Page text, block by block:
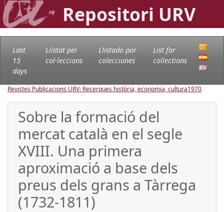
Repositori URV
Last
15
days
Llistat per
col·leccions
Llistado por
colecciones
List for
collections
Revistes Publicacions URV: Recerques història, economia, cultura1970
Sobre la formació del
mercat català en el segle
XVIII. Una primera
aproximació a base dels
preus dels grans a Tàrrega
(1732-1811)